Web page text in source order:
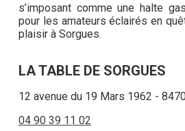
s’imposant comme une halte
pour les amateurs éclairés en
plaisir à Sorgues.
LA TABLE DE SORGUES
12 avenue du 19 Mars 1962 -
04 90 39 11 02